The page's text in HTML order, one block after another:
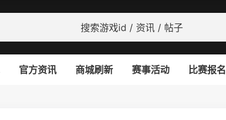
官方资讯 商城刷新 赛事活动 比赛报名